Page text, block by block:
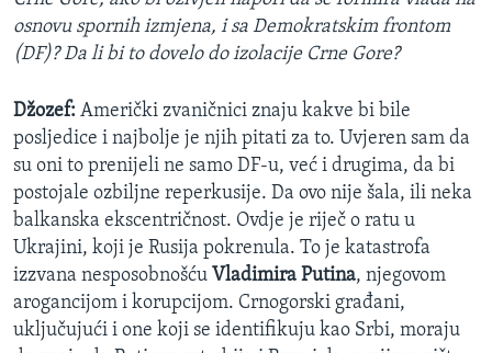
osnovu spornih izmjena, i sa Demokratskim frontom
(DF)? Da li bi to dovelo do izolacije Crne Gore?
Džozef: Američki zvaničnici znaju kakve bi bile
posljedice i najbolje je njih pitati za to. Uvjeren sam da
su oni to prenijeli ne samo DF-u, već i drugima, da bi
postojale ozbiljne reperkusije. Da ovo nije šala, ili neka
balkanska ekscentričnost. Ovdje je riječ o ratu u
Ukrajini, koji je Rusija pokrenula. To je katastrofa
izzvana nesposobnošću Vladimira Putina, njegovom
arogancijom i korupcijom. Crnogorski građani,
uključujući i one koji se identifikuju kao Srbi, moraju